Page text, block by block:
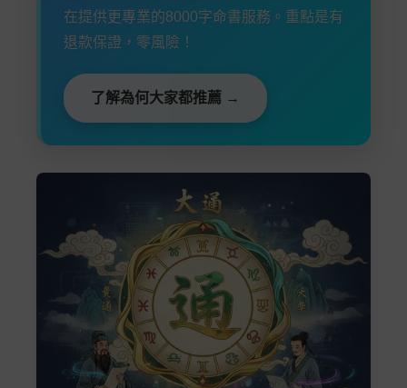
在提供更專業的8000字命書服務。重點是有
退款保證，零風險！
了解為何大家都推薦 →